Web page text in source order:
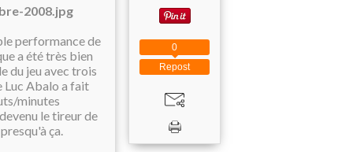
performance de
a été très bien
du jeu avec trois
Luc Abalo a fait
minutes
le tireur de
ça.
Repost
0